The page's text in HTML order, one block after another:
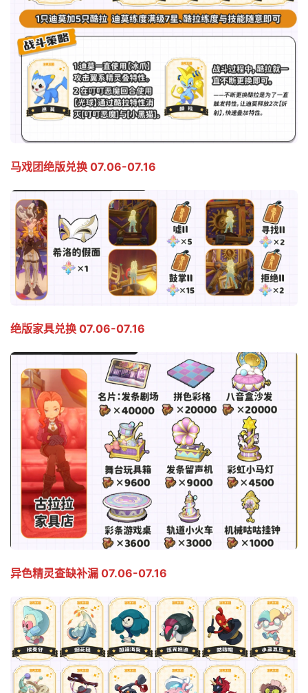
马戏团绝版兑换 07.06-07.16
绝版家具兑换 07.06-07.16
异色精灵查缺补漏 07.06-07.16